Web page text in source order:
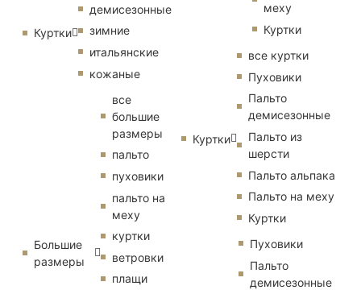
Куртки
демисезонные
зимние
итальянские
кожаные
Большие
размеры
все
большие
размеры
пальто
пуховики
пальто на
меху
куртки
ветровки
плащи
меху
Куртки
Куртки
все куртки
Пуховики
Пальто
демисезонные
Пальто из
шерсти
Пальто альпака
Пальто на меху
Куртки
Пуховики
Пальто
демисезонные